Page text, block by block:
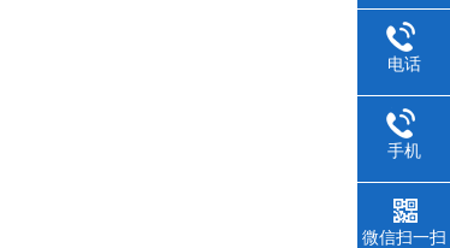
电话
手机
微信扫一扫